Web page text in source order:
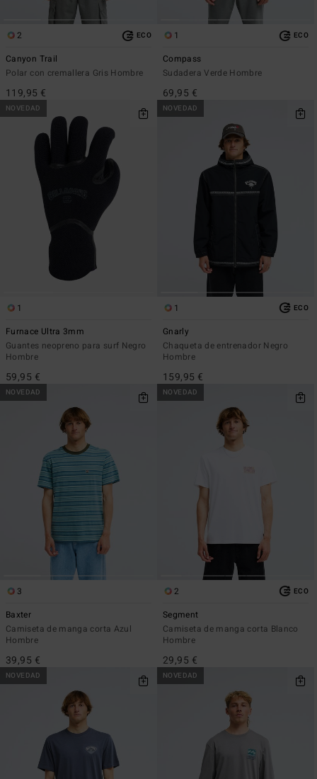
2 ECO
Canyon Trail
Polar con cremallera Gris Hombre
119,95 €
1 ECO
Compass
Sudadera Verde Hombre
69,95 €
NOVEDAD
1
Furnace Ultra 3mm
Guantes neopreno para surf Negro
Hombre
59,95 €
NOVEDAD
1 ECO
Gnarly
Chaqueta de entrenador Negro
Hombre
159,95 €
NOVEDAD
3
Baxter
Camiseta de manga corta Azul
Hombre
39,95 €
NOVEDAD
2 ECO
Segment
Camiseta de manga corta Blanco
Hombre
29,95 €
NOVEDAD NOVEDAD